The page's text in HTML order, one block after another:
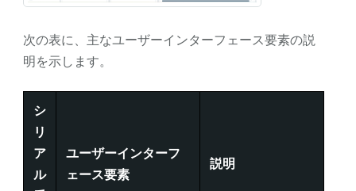
次の表に、主なユーザーインターフェース要素の説
明を示します。
シ
リ
ア
ル
ユーザーインターフ
ェース要素
説明